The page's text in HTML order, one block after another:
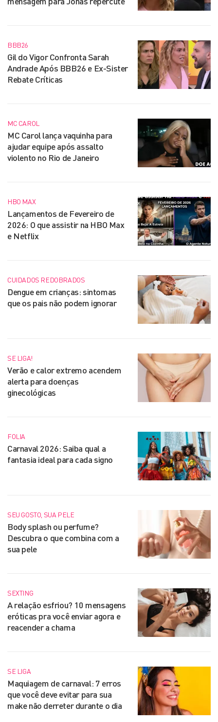
BBB26
Gil do Vigor Confronta Sarah
Andrade Após BBB26 e Ex-Sister
Rebate Críticas
MC CAROL
MC Carol lança vaquinha para
ajudar equipe após assalto
violento no Rio de Janeiro
HBO MAX
Lançamentos de Fevereiro de
2026: O que assistir na HBO Max
e Netflix
CUIDADOS REDOBRADOS
Dengue em crianças: sintomas
que os pais não podem ignorar
SE LIGA!
Verão e calor extremo acendem
alerta para doenças
ginecológicas
FOLIA
Carnaval 2026: Saiba qual a
fantasia ideal para cada signo
SEU GOSTO, SUA PELE
Body splash ou perfume?
Descubra o que combina com a
sua pele
SEXTING
A relação esfriou? 10 mensagens
eróticas pra você enviar agora e
reacender a chama
SE LIGA
Maquiagem de carnaval: 7 erros
que você deve evitar para sua
make não derreter durante o dia